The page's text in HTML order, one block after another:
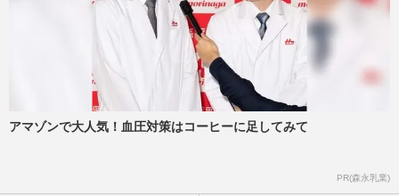
アマゾンで大人気！血圧対策はコーヒーに足してみて
PR(森永乳業)